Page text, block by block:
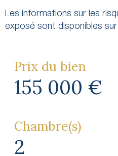
Les informations sur les
exposé sont disponibles
Prix du bien
155 000 €
Chambre(s)
2